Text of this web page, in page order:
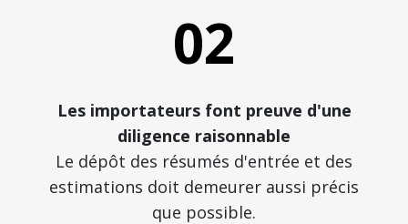
02
Les importateurs font preuve d'une
diligence raisonnable
Le dépôt des résumés d'entrée et des
estimations doit demeurer aussi précis
que possible.